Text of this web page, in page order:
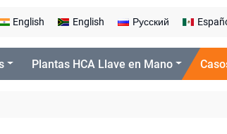
English English Русский
Plantas HCA Llave en Mano